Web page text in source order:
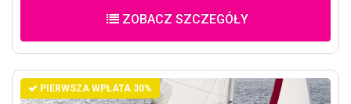
ZOBACZ SZCZEGÓŁY
PIERWSZA WPŁATA 30%